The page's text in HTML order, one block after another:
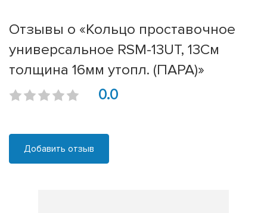
Отзывы о «Кольцо проставочное
универсальное RSM-13UT, 13См
толщина 16мм утопл. (ПАРА)»
0.0
Добавить отзыв